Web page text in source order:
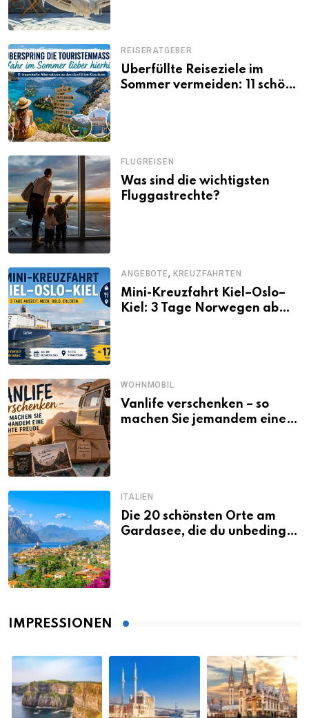
REISERATGEBER
Überfüllte Reiseziele im
Sommer vermeiden: 11 schöne
FLUGREISEN
Was sind die wichtigsten
Fluggastrechte?
ANGEBOTE, KREUZFAHRTEN
Mini-Kreuzfahrt Kiel–Oslo–
Kiel: 3 Tage Norwegen ab
WOHNMOBIL
Vanlife verschenken – so
machen Sie jemandem eine
ITALIEN
Die 20 schönsten Orte am
Gardasee, die du unbedingt
IMPRESSIONEN